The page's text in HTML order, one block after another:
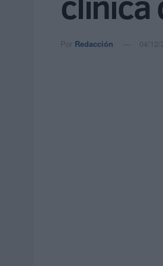
Por Redacción 04/